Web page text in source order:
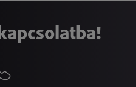
kapcsolatba!